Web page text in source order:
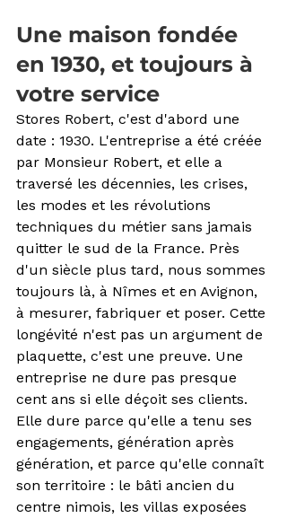
Une maison fondée
en 1930, et toujours à
votre service
Stores Robert, c'est d'abord une
date : 1930. L'entreprise a été créée
par Monsieur Robert, et elle a
traversé les décennies, les crises,
les modes et les révolutions
techniques du métier sans jamais
quitter le sud de la France. Près
d'un siècle plus tard, nous sommes
toujours là, à Nîmes et en Avignon,
à mesurer, fabriquer et poser. Cette
longévité n'est pas un argument de
plaquette, c'est une preuve. Une
entreprise ne dure pas presque
cent ans si elle déçoit ses clients.
Elle dure parce qu'elle a tenu ses
engagements, génération après
génération, et parce qu'elle connaît
son territoire : le bâti ancien du
centre nimois, les villas exposées